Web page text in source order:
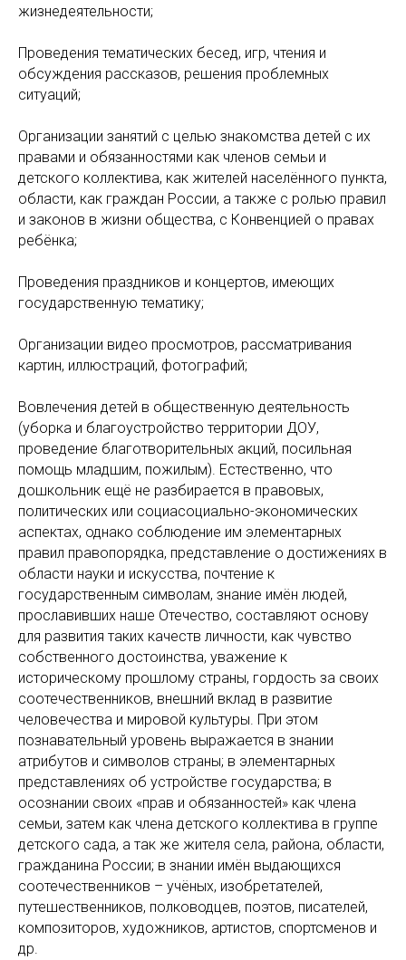
жизнедеятельности;
Проведения тематических бесед, игр, чтения и
обсуждения рассказов, решения проблемных
ситуаций;
Организации занятий с целью знакомства детей с их
правами и обязанностями как членов семьи и
детского коллектива, как жителей населённого пункта,
области, как граждан России, а также с ролью правил
и законов в жизни общества, с Конвенцией о правах
ребёнка;
Проведения праздников и концертов, имеющих
государственную тематику;
Организации видео просмотров, рассматривания
картин, иллюстраций, фотографий;
Вовлечения детей в общественную деятельность
(уборка и благоустройство территории ДОУ,
проведение благотворительных акций, посильная
помощь младшим, пожилым). Естественно, что
дошкольник ещё не разбирается в правовых,
политических или социасоциально-экономических
аспектах, однако соблюдение им элементарных
правил правопорядка, представление о достижениях в
области науки и искусства, почтение к
государственным символам, знание имён людей,
прославивших наше Отечество, составляют основу
для развития таких качеств личности, как чувство
собственного достоинства, уважение к
историческому прошлому страны, гордость за своих
соотечественников, внешний вклад в развитие
человечества и мировой культуры. При этом
познавательный уровень выражается в знании
атрибутов и символов страны; в элементарных
представлениях об устройстве государства; в
осознании своих «прав и обязанностей» как члена
семьи, затем как члена детского коллектива в группе
детского сада, а так же жителя села, района, области,
гражданина России; в знании имён выдающихся
соотечественников – учёных, изобретателей,
путешественников, полководцев, поэтов, писателей,
композиторов, художников, артистов, спортсменов и
др.